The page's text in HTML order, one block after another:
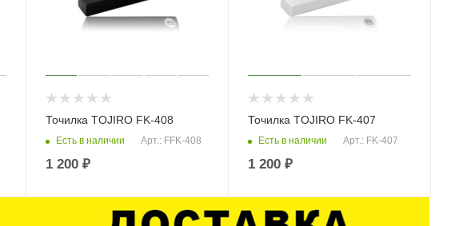
Точилка TOJIRO FK-408
Есть в наличии Арт.: FFK-408
1 200 ₽
Точилка TOJIRO FK-407
Есть в наличии Арт.: FK-407
1 200 ₽